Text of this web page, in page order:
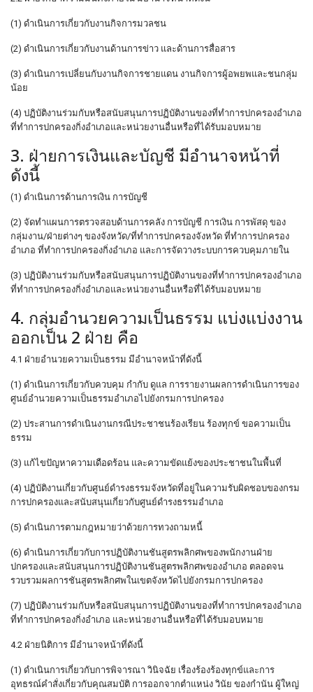
(1) ดำเนินการเกี่ยวกับงานกิจการมวลชน
(2) ดำเนินการเกี่ยวกับงานด้านการข่าว และด้านการสื่อสาร
(3) ดำเนินการเปลี่ยนกับงานกิจการชายแดน งานกิจการผู้อพยพและชนกลุ่ม
น้อย
(4) ปฏิบัติงานร่วมกับหรือสนับสนุนการปฏิบัติงานของที่ทำการปกครองอำเภอ
ที่ทำการปกครองกิ่งอำเภอและหน่วยงานอื่นหรือที่ได้รับมอบหมาย
3. ฝ่ายการเงินและบัญชี มีอำนาจหน้าที่
ดังนี้
(1) ดำเนินการด้านการเงิน การบัญชี
(2) จัดทำแผนการตรวจสอบด้านการคลัง การบัญชี การเงิน การพัสดุ ของ
กลุ่มงาน/ฝ่ายต่างๆ ของจังหวัด/ที่ทำการปกครองจังหวัด ที่ทำการปกครอง
อำเภอ ที่ทำการปกครองกิ่งอำเภอ และการจัดวางระบบการควบคุมภายใน
(3) ปฏิบัติงานร่วมกับหรือสนับสนุนการปฏิบัติงานของที่ทำการปกครองอำเภอ
ที่ทำการปกครองกิ่งอำเภอและหน่วยงานอื่นหรือที่ได้รับมอบหมาย
4. กลุ่มอำนวยความเป็นธรรม แบ่งแบ่งงาน
ออกเป็น 2 ฝ่าย คือ
4.1 ฝ่ายอำนวยความเป็นธรรม มีอำนาจหน้าที่ดังนี้
(1) ดำเนินการเกี่ยวกับควบคุม กำกับ ดูแล การรายงานผลการดำเนินการของ
ศูนย์อำนวยความเป็นธรรมอำเภอไปยังกรมการปกครอง
(2) ประสานการดำเนินงานกรณีประชาชนร้องเรียน ร้องทุกข์ ขอความเป็น
ธรรม
(3) แก้ไขปัญหาความเดือดร้อน และความขัดแย้งของประชาชนในพื้นที่
(4) ปฏิบัติงานเกี่ยวกับศูนย์ดำรงธรรมจังหวัดที่อยู่ในความรับผิดชอบของกรม
การปกครองและสนับสนุนเกี่ยวกับศูนย์ดำรงธรรมอำเภอ
(5) ดำเนินการตามกฎหมายว่าด้วยการทวงถามหนี้
(6) ดำเนินการเกี่ยวกับการปฏิบัติงานชันสูตรพลิกศพของพนักงานฝ่าย
ปกครองและสนับสนุนการปฏิบัติงานชันสูตรพลิกศพของอำเภอ ตลอดจน
รวบรวมผลการชันสูตรพลิกศพในเขตจังหวัดไปยังกรมการปกครอง
(7) ปฏิบัติงานร่วมกับหรือสนับสนุนการปฏิบัติงานของที่ทำการปกครองอำเภอ
ที่ทำการปกครองกิ่งอำเภอ และหน่วยงานอื่นหรือที่ได้รับมอบหมาย
4.2 ฝ่ายนิติการ มีอำนาจหน้าที่ดังนี้
(1) ดำเนินการเกี่ยวกับการพิจารณา วินิจฉัย เรื่องร้องร้องทุกข์และการ
อุทธรณ์คำสั่งเกี่ยวกับคุณสมบัติ การออกจากตำแหน่ง วินัย ของกำนัน ผู้ใหญ่